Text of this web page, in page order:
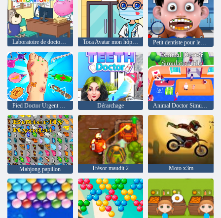
Laboratoire de doctorat Hippo Toca Avatar mon hôpital Petit dentiste pour les enfants 2
Pied Doctor Urgent Care Dérarchage Animal Doctor Simulator: inactif
Mahjong papillon Trésor maudit 2 Moto x3m